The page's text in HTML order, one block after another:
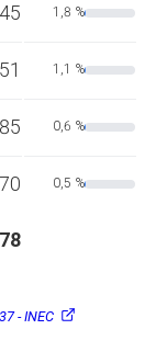
1,8 %
1,1 %
85 0,6 %
70 0,5 %
- INEC